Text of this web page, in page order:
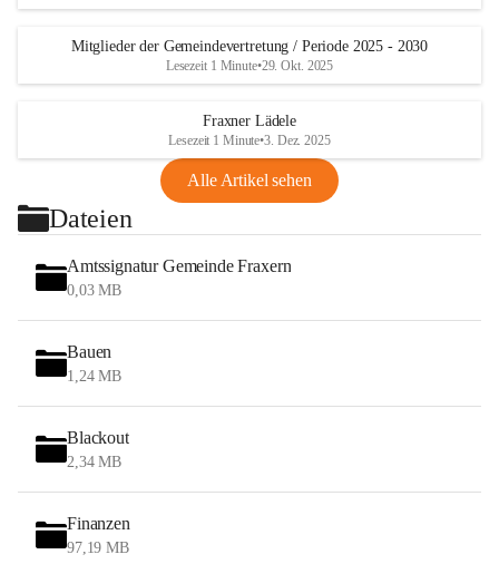
Mitglieder der Gemeindevertretung / Periode 2025 - 2030
Lesezeit 1 Minute•29. Okt. 2025
Fraxner Lädele
Lesezeit 1 Minute•3. Dez. 2025
Alle Artikel sehen
Dateien
Amtssignatur Gemeinde Fraxern
0,03 MB
Bauen
1,24 MB
Blackout
2,34 MB
Finanzen
97,19 MB